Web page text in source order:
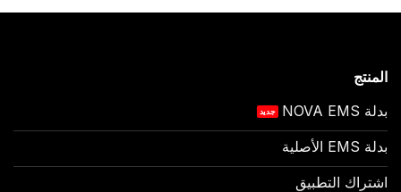
المنتج
بدلة NOVA EMS
بدلة EMS الأصلية
اشتراك التطبيق